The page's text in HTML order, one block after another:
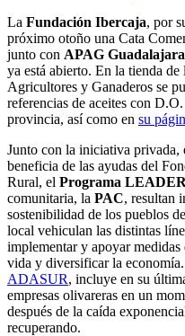
La Fundación Ibercaja, por
próximo otoño una Cata
junto con APAG Guadalajara
ya está abierto. En la tienda
Agricultores y Ganaderos se
referencias de aceites con
provincia, así como en su
Junto con la iniciativa privada,
beneficia de las ayudas del
Rural, el Programa LEADER
comunitaria, la PAC, resultan
sostenibilidad de los pueblos
local vehiculan las distintas
implementar y apoyar
vida y diversificar la
ADASUR, incluye en su
empresas olivareras en un
después de la caída
recuperando.